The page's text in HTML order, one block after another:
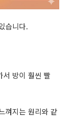
습니다.
서 방이 훨씬 빨
껴지는 원리와 같